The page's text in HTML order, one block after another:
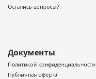
Остались вопросы?
Документы
Политикой конфиденциальности
Публичная оферта